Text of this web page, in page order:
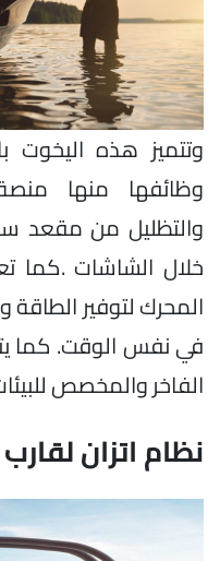
وتتميز هذه اليخوت
والتظليل من مقعد
خلال الشاشات .كما
المحرك لتوفير
الفاخر والمخصص
نظام اتزان لقارب Sea Ray SPX